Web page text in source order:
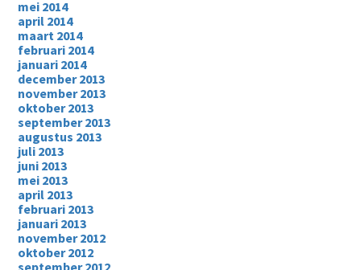
mei 2014
april 2014
maart 2014
februari 2014
januari 2014
december 2013
november 2013
oktober 2013
september 2013
augustus 2013
juli 2013
juni 2013
mei 2013
april 2013
februari 2013
januari 2013
november 2012
oktober 2012
september 2012